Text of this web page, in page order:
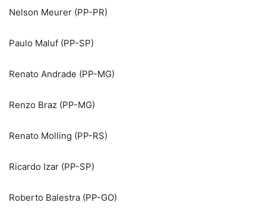
Nelson Meurer (PP-PR)
Paulo Maluf (PP-SP)
Renato Andrade (PP-MG)
Renzo Braz (PP-MG)
Renato Molling (PP-RS)
Ricardo Izar (PP-SP)
Roberto Balestra (PP-GO)